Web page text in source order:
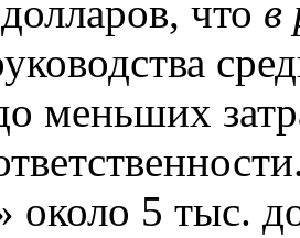
что в
меньших
около 5 тыс.